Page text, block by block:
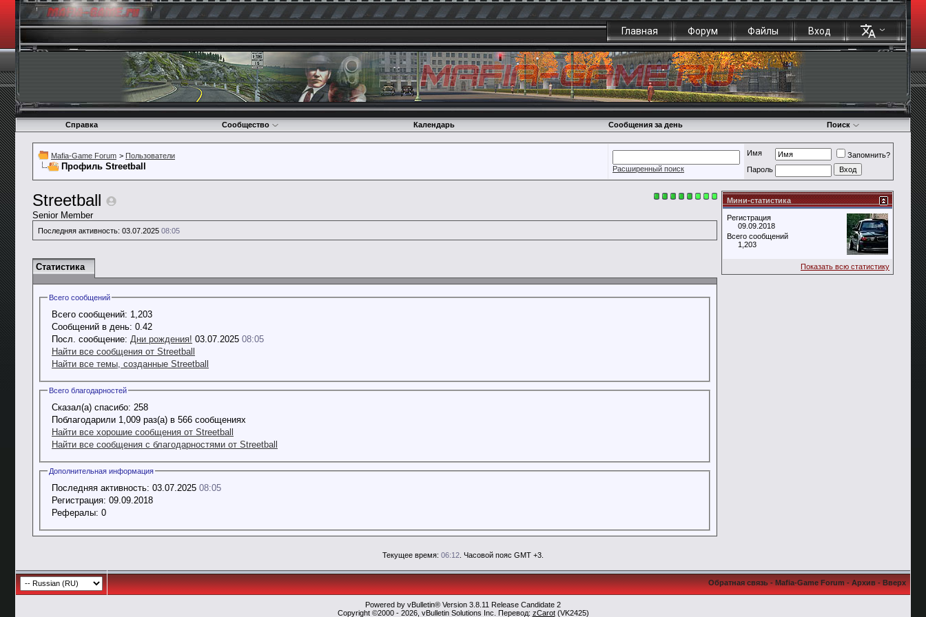
Главная Форум Файлы Вход
Справка Сообщество Календарь Сообщения за день Поиск
Mafia-Game Forum > Пользователи
Профиль Streetball Расширенный поиск
Имя
Запомнить?
Пароль
Streetball
Senior Member
Последняя активность: 03.07.2025 08:05
Статистика
Всего сообщений
Всего сообщений: 1,203
Сообщений в день: 0.42
Посл. сообщение: Дни рождения! 03.07.2025 08:05
Найти все сообщения от Streetball
Найти все темы, созданные Streetball
Всего благодарностей
Сказал(а) спасибо: 258
Поблагодарили 1,009 раз(а) в 566 сообщениях
Найти все хорошие сообщения от Streetball
Найти все сообщения с благодарностями от Streetball
Дополнительная информация
Последняя активность: 03.07.2025 08:05
Регистрация: 09.09.2018
Рефералы: 0
Мини-статистика
Регистрация
09.09.2018
Всего сообщений
1,203
Показать всю статистику
Текущее время: 06:12 . Часовой пояс GMT +3.
Обратная связь-Mafia-Game Forum-Архив-Вверх
Powered by vBulletin® Version 3.8.11 Release Candidate 2
Copyright ©2000 - 2026, vBulletin Solutions Inc. Перевод: zCarot(VK2425)